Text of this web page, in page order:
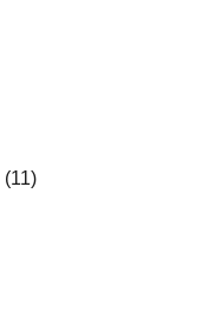
(11)